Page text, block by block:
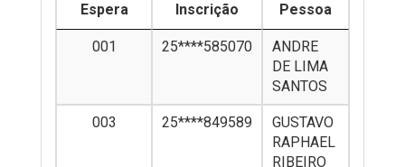
Espera
Inscrição
Pessoa
001 25****585070
ANDRE
DE LIMA
SANTOS
003 25****849589
GUSTAVO
RAPHAEL
RIBEIRO